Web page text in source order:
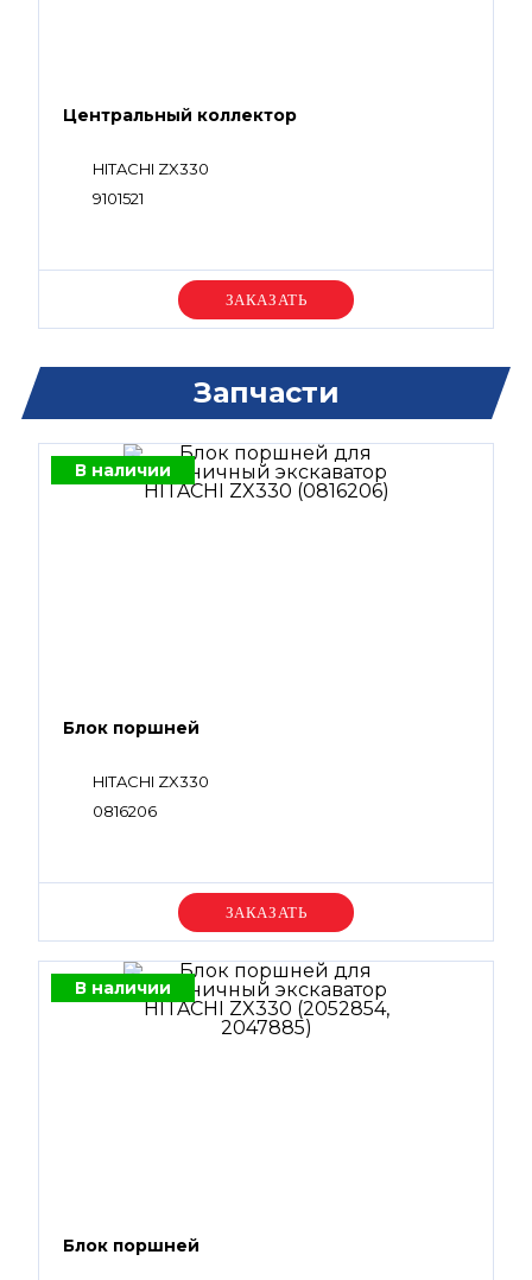
Центральный коллектор
HITACHI ZX330
9101521
Уточняйте цену
Запчасти
В наличии
Блок поршней
HITACHI ZX330
0816206
Уточняйте цену
В наличии
Блок поршней